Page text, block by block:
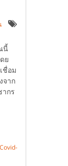
นี้
ย
ชื่อม
จาก
กร
Covid-